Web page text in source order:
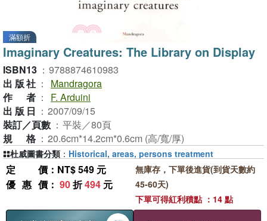
滿額折
Imaginary Creatures: The Library on Display
ISBN13 ： 9788874610983
出版社 ：
Mandragora
作者 ：
F. Arduini
出版日 ： 2007/09/15
裝訂／頁數 ： 平裝／80頁
規格 ： 20.6cm*14.2cm*0.6cm (高/寬/厚)
定價 ：NT$ 549 元
優惠價 ： 90折494 元
無庫存，下單後進貨(到貨天數約
45-60天)
下單可得紅利積點 ：14 點
杜威圖書分類 ： Historical, areas, persons treatment